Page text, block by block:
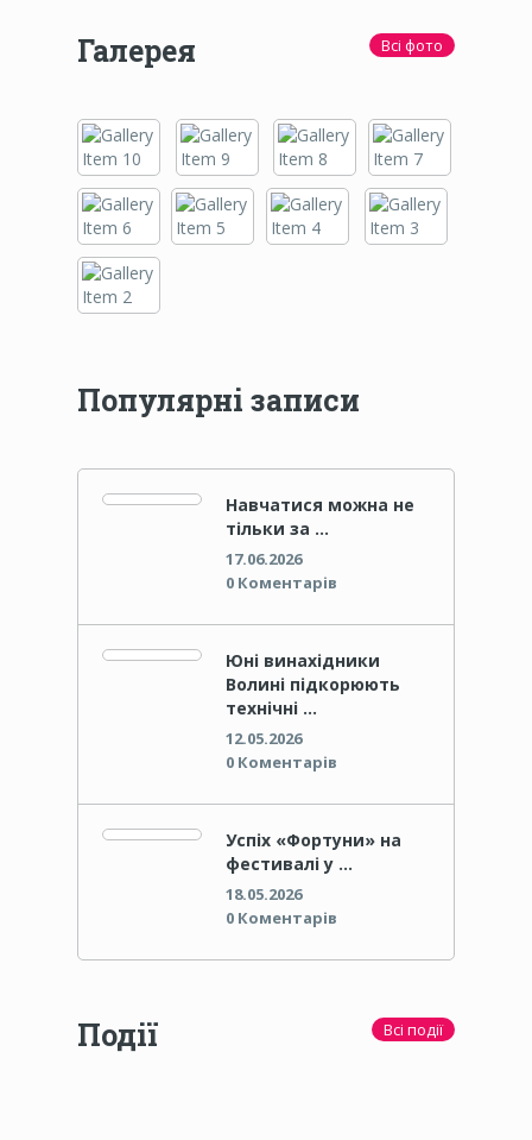
Галерея Всі фото
Популярні записи
Навчатися можна не
тільки за …
17.06.2026
0 Коментарів
Юні винахідники
Волині підкорюють
технічні …
12.05.2026
0 Коментарів
Успіх «Фортуни» на
фестивалі у …
18.05.2026
0 Коментарів
Події Всі події